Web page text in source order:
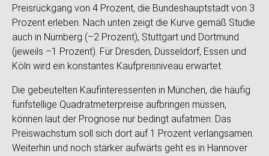
Preisrückgang von 4 Prozent, die Bundeshauptstadt von 3
Prozent erleben. Nach unten zeigt die Kurve gemäß Studie
auch in Nürnberg (–2 Prozent), Stuttgart und Dortmund
(jeweils –1 Prozent). Für Dresden, Düsseldorf, Essen und
Köln wird ein konstantes Kaufpreisniveau erwartet.
Die gebeutelten Kaufinteressenten in München, die häufig
fünfstellige Quadratmeterpreise aufbringen müssen,
können laut der Prognose nur bedingt aufatmen: Das
Preiswachstum soll sich dort auf 1 Prozent verlangsamen.
Weiterhin und noch stärker aufwärts geht es in Hannover